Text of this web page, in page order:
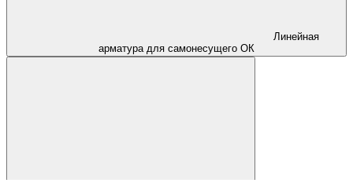
Линейная
арматура для самонесущего ОК